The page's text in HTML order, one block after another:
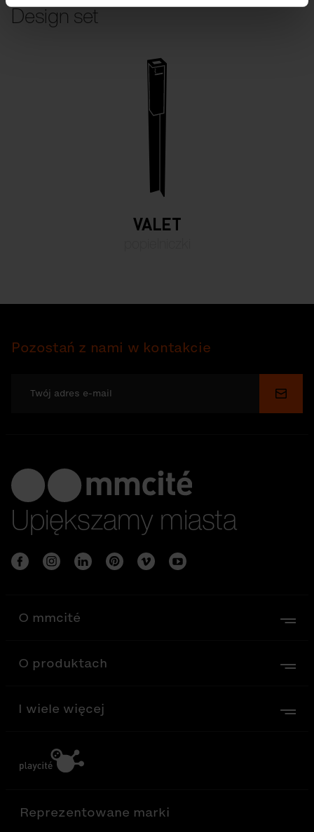
Design set
VALET
Pozostań z nami w kontakcie
Wyślij
Upiększamy miasta
O mmcité
O produktach
I wiele więcej
Reprezentowane marki